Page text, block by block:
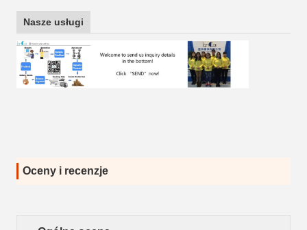
Nasze usługi
Oceny i recenzje